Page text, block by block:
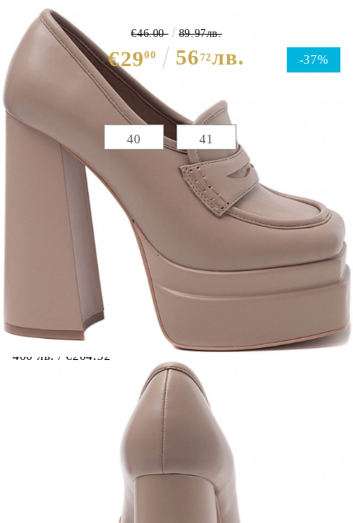
-37%
€2900 5672лв.
€46.00 89.97лв.
40 41
ЦВЯТ ОСНОВЕН:
Когато плащате с NewPay, всъщност NewPay плаща
поръчката Ви вместо Вас. Вие я получавате и
разполагате с три начина да я платите към тях:
Отложено до 30 дни от момента на изпращане на
поръчката без оскъпяване. За покупки на стойност до
400 лв. / €204,52
Плащане на 4 вноски. Заплащате 20% от стойността на
поръчката си на момента с карта. Останалата сума се
разделя на 3 равни месечни вноски без оскъпяване. За
покупки на стойност до 1000 лв. / €511.31
Плащане на 6 вноски. Стойността на поръчката се
разпределя в 6 равни месечни вноски с оскъпяване. За
покупки на стойност до 2000 лв. / €1022.61
Дамски мокасини на ток и платформа в бежов цвят-